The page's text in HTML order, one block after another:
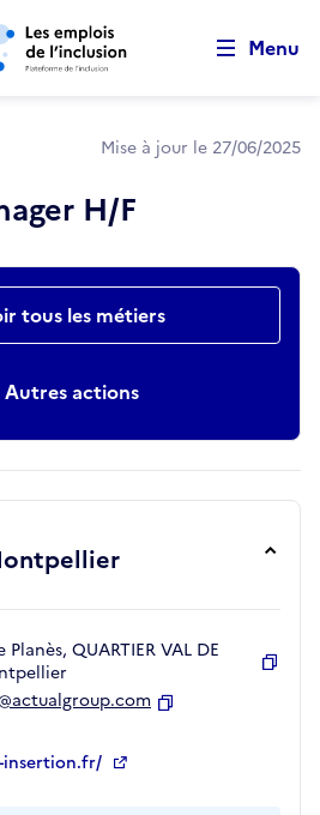
au contenu principal
Menu
Mise à jour le 27/06/2025
H/F
tous les métiers
Autres actions
QUARTIER VAL DE
insertion.fr/